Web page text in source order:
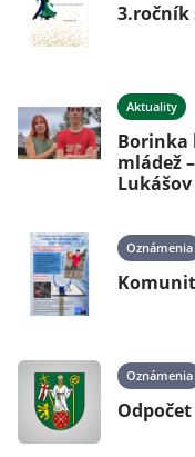
3.ročník
Aktuality
Borinka
mládež
Lukášov
Oznámenia
Oznámenia